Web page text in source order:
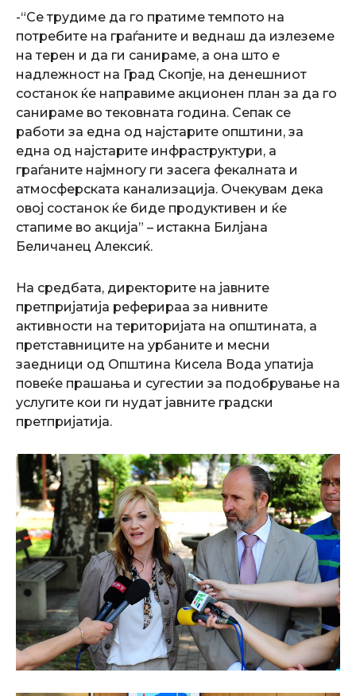
-“Се трудиме да го пратиме темпото на
потребите на граѓаните и веднаш да излеземе
на терен и да ги санираме, а она што е
надлежност на Град Скопје, на денешниот
состанок ќе направиме акционен план за да го
санираме во тековната година. Сепак се
работи за една од најстарите општини, за
една од најстарите инфраструктури, а
граѓаните најмногу ги засега фекалната и
атмосферската канализација. Очекувам дека
овој состанок ќе биде продуктивен и ќе
стапиме во акција” – истакна Билјана
Беличанец Алексиќ.
На средбата, директорите на јавните
претпријатија реферираа за нивните
активности на територијата на општината, а
претставниците на урбаните и месни
заедници од Општина Кисела Вода упатија
повеќе прашања и сугестии за подобрување на
услугите кои ги нудат јавните градски
претпријатија.